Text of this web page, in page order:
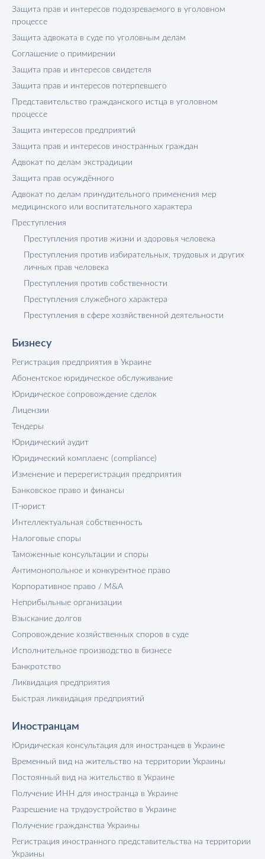
Защита прав и интересов подозреваемого в уголовном
процессе
Защита адвоката в суде по уголовным делам
Соглашение о примирении
Защита прав и интересов свидетеля
Защита прав и интересов потерпевшего
Представительство гражданского истца в уголовном
процессе
Защита интересов предприятий
Защита прав и интересов иностранных граждан
Адвокат по делам экстрадиции
Защита прав осуждённого
Адвокат по делам принудительного применения мер
медицинского или воспитательного характера
Преступления
Преступления против жизни и здоровья человека
Преступления против избирательных, трудовых и других
личных прав человека
Преступления против собственности
Преступления служебного характера
Преступления в сфере хозяйственной деятельности
Бизнесу
Регистрация предприятия в Украине
Абонентское юридическое обслуживание
Юридическое сопровождение сделок
Лицензии
Тендеры
Юридический аудит
Юридический комплаенс (compliance)
Изменение и перерегистрация предприятия
Банковское право и финансы
IT-юрист
Интеллектуальная собственность
Налоговые споры
Таможенные консультации и споры
Антимонопольное и конкурентное право
Корпоративное право / M&A
Неприбыльные организации
Взыскание долгов
Сопровождение хозяйственных споров в суде
Исполнительное производство в бизнесе
Банкротство
Ликвидация предприятия
Быстрая ликвидация предприятий
Иностранцам
Юридическая консультация для иностранцев в Украине
Временный вид на жительство на территории Украины
Постоянный вид на жительство в Украине
Получение ИНН для иностранца в Украине
Разрешение на трудоустройство в Украине
Получение гражданства Украины
Регистрация иностранного представительства на территории
Украины